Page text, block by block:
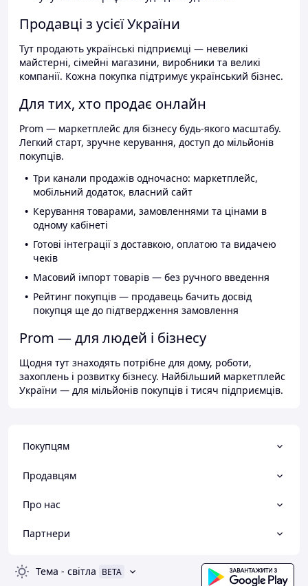
Продавці з усієї України
Тут продають українські підприємці — невеликі
майстерні, сімейні магазини, виробники та великі
компанії. Кожна покупка підтримує український бізнес.
Для тих, хто продає онлайн
Prom — маркетплейс для бізнесу будь-якого масштабу.
Легкий старт, зручне керування, доступ до мільйонів
покупців.
Три канали продажів одночасно: маркетплейс,
мобільний додаток, власний сайт
Керування товарами, замовленнями та цінами в
одному кабінеті
Готові інтеграції з доставкою, оплатою та видачею
чеків
Масовий імпорт товарів — без ручного введення
Рейтинг покупців — продавець бачить досвід
покупця ще до підтвердження замовлення
Prom — для людей і бізнесу
Щодня тут знаходять потрібне для дому, роботи,
захоплень і розвитку бізнесу. Найбільший маркетплейс
України — для мільйонів покупців і тисяч підприємців.
Покупцям
Продавцям
Про нас
Партнери
Тема - світла BETA